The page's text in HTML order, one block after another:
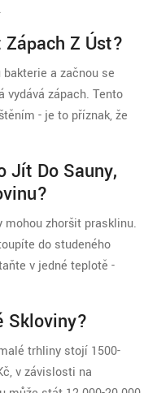
Z Úst?
a začnou se
vydává zápach. Tento
- je to příznak, že
Jít Do Sauny,
zhoršit prasklinu.
do studeného
v jedné teplotě -
Skloviny?
trhliny stojí 1500-
v závislosti na